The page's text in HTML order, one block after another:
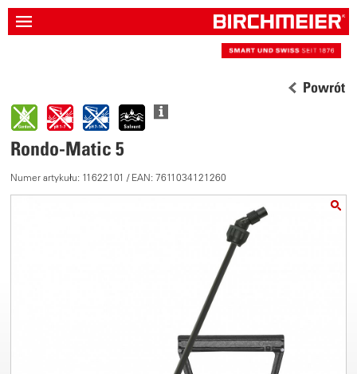
Powrót
Rondo-Matic 5
Numer artykułu: 11622101 / EAN: 7611034121260